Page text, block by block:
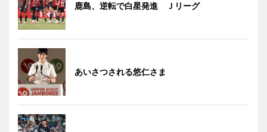
鹿島、逆転で白星発進 Ｊリーグ
あいさつされる悠仁さま